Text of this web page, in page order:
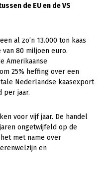
de EU en de VS
al zo’n 13.000 ton kaas
van 80 miljoen euro.
Amerikaanse
25% heffing over een
Nederlandse kaasexport
per jaar.
voor vijf jaar. De handel
ongetwijfeld op de
met name over
en